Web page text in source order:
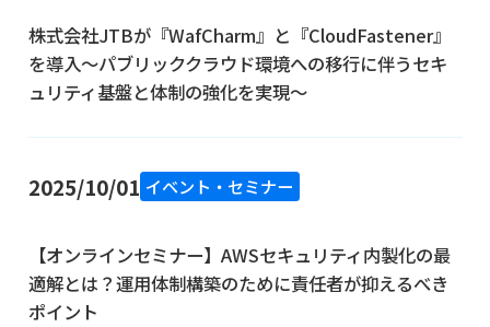
株式会社JTBが『WafCharm』と『CloudFastener』
を導入～パブリッククラウド環境への移行に伴うセキ
ュリティ基盤と体制の強化を実現～
2025/10/01 イベント・セミナー
【オンラインセミナー】AWSセキュリティ内製化の最
適解とは？運用体制構築のために責任者が抑えるべき
ポイント